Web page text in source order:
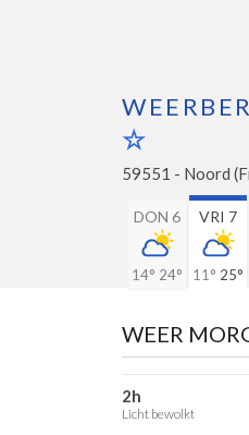
59551 - Noord
DON 6
14° 24°
VRI 7
11° 25°
WEER
2h
Licht bewolkt